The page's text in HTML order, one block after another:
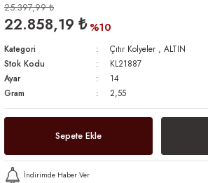
25.397,99 ₺
22.858,19 ₺ %10
Kategori Çıtır Kolyeler , ALTIN
Stok Kodu
KL21887
Ayar
14
Gram
2,55
Sepete Ekle
İndirimde Haber Ver